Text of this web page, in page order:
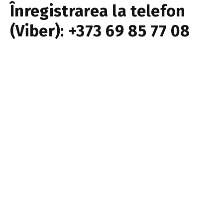
Înregistrarea la telefon
(Viber): +373 69 85 77 08